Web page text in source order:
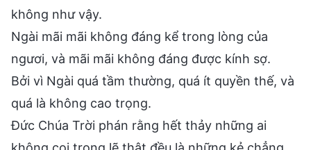
không như vậy.
Ngài mãi mãi không đáng kể trong lòng của
ngươi, và mãi mãi không đáng được kính sợ.
Bởi vì Ngài quá tầm thường, quá ít quyền thế, và
quá là không cao trọng.
Đức Chúa Trời phán rằng hết thảy những ai